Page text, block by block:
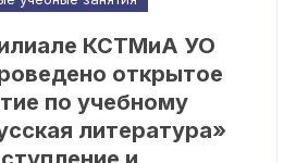
КСТМиА УО
открытое
по учебному
литература»